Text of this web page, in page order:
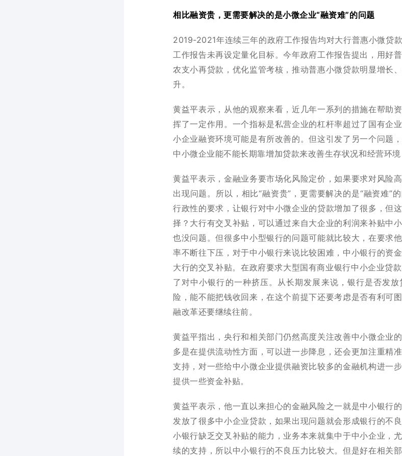
相比融资贵，更需要解决的是小微企业“融资难”的问题
2019-2021年连续三年的政府工作报告均对大行普惠小微贷
工作报告未再设定量化目标。今年政府工作报告提出，用好
农支小再贷款，优化监管考核，推动普惠小微贷款明显增长
升。
黄益平表示，从他的观察来看，近几年一系列的措施在帮助
挥了一定作用。一个指标是私营企业的杠杆率超过了国有企
小企业融资环境可能是有所改善的。但这引发了另一个问题
中小微企业能不能长期靠增加贷款来改善生存状况和经营环境
黄益平表示，金融业务要市场化风险定价，如果要求对风险
出现问题。所以，相比“融资贵”，更需要解决的是“融资难”
行政性的要求，让银行对中小微企业的贷款增加了很多，但
择？大行有交叉补贴，可以通过来自大企业的利润来补贴中
也没问题。但很多中小型银行的问题可能就比较大，在要求
率不断往下压，对于中小银行来说比较困难，中小银行的资
大行的交叉补贴。在政府要求大型国有商业银行中小企业贷
了对中小银行的一种挤压。从长期发展来说，银行是否发
险，能不能把钱收回来，在这个前提下还要考虑是否有利可
融改革还要继续往前。
黄益平指出，央行和相关部门仍然高度关注改善中小微企业
多是在提供流动性方面，可以进一步降息，还会更加注重精
支持，对一些给中小微企业提供融资比较多的金融机构进一
提供一些资金补贴。
黄益平表示，他一直以来担心的金融风险之一就是中小银行
发放了很多中小企业贷款，如果出现问题就会形成银行的不
小银行缺乏交叉补贴的能力，业务本来就集中于中小企业，
续的支持，所以中小银行的不良压力比较大。但是好在相关